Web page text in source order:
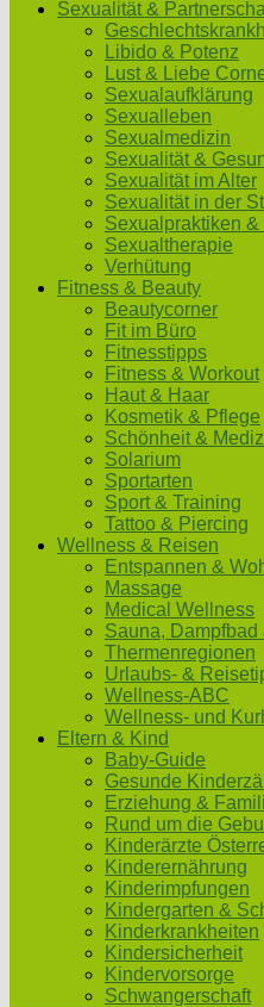
Sexualität &
Libido & Potenz
Lust & Liebe
Sexualaufklärung
Sexualleben
Sexualmedizin
Sexualität &
Sexualität im Alter
Sexualität in der
Sexualpraktiken &
Sexualtherapie
Verhütung
Fitness & Beauty
Beautycorner
Fit im Büro
Fitnesstipps
Fitness & Workout
Haut & Haar
Kosmetik & Pflege
Schönheit &
Solarium
Sportarten
Sport & Training
Tattoo & Piercing
Wellness & Reisen
Entspannen &
Massage
Medical Wellness
Sauna, Dampfbad
Thermenregionen
Urlaubs- &
Wellness-ABC
Wellness- und
Eltern & Kind
Baby-Guide
Gesunde
Erziehung &
Rund um die
Kinderärzte
Kinderernährung
Kinderimpfungen
Kindergarten &
Kinderkrankheiten
Kindersicherheit
Kindervorsorge
Schwangerschaft